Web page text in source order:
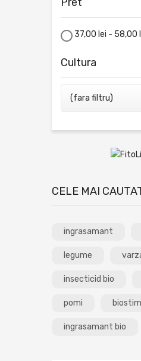
37,00 lei - 58,00
Cultura
(fara filtru)
CELE MAI
ingrasamant
legume
insecticid bio
pomi
ingrasamant bio